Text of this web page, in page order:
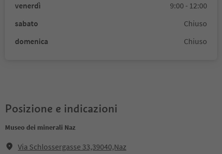
venerdì
9:00 - 12:00
sabato
Chiuso
domenica
Chiuso
Posizione e indicazioni
Museo dei minerali Naz
Via Schlossergasse 33,39040,Naz